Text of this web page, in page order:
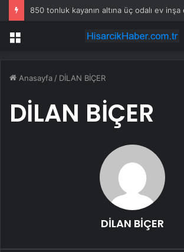
850 tonluk kayanın altına üç odalı ev inşa
Menü
Anasayfa / DİLAN BİÇER
DİLAN BİÇER
DİLAN BİÇER